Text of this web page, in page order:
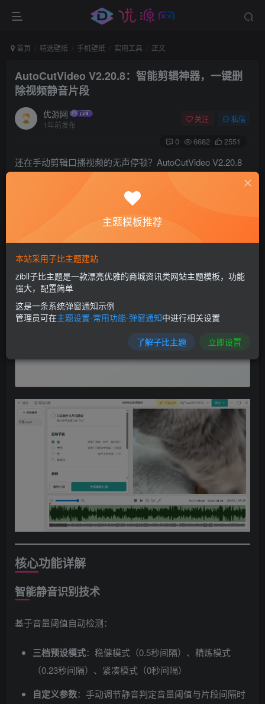
首页 精选壁纸 手机壁纸 实用工具 正文
AutoCutVideo V2.20.8：智能剪辑神器，一键删
除视频静音片段
优源网
1年前发布
关注 私信
0 6682 2551
还在手动剪辑口播视频的无声停顿？AutoCutVideo V2.20.8
版是专业音视频自动剪辑工具，通过智能算法精准识别并删
除静音片段，大幅提升剪辑效率。支持主流音视频格式及多
平台导出，提供三种智能模式与自定义参数，特别适合自媒
核心功能详解
智能静音识别技术
基于音量阈值自动检测：
三档预设模式：稳健模式（0.5秒间隔）、精炼模式
（0.23秒间隔）、紧凑模式（0秒间隔）
自定义参数：手动调节静音判定音量阈值与片段间隔时
主题模板推荐
本站采用子比主题建站
zibll子比主题是一款漂亮优雅的商城资讯类网站主题模板，功能
强大，配置简单
这是一条系统弹窗通知示例
管理员可在主题设置-常用功能-弹窗通知中进行相关设置
了解子比主题 立即设置